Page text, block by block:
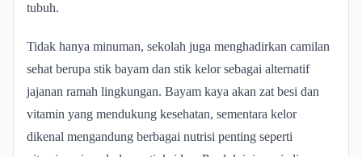
tubuh.
Tidak hanya minuman, sekolah juga menghadirkan camilan
sehat berupa stik bayam dan stik kelor sebagai alternatif
jajanan ramah lingkungan. Bayam kaya akan zat besi dan
vitamin yang mendukung kesehatan, sementara kelor
dikenal mengandung berbagai nutrisi penting seperti